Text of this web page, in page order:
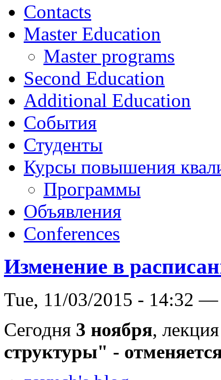
Contacts
Master Education
Master programs
Second Education
Additional Education
События
Студенты
Курсы повышения
Программы
Объявления
Conferences
Изменение в
Tue, 11/03/2015 - 14:32 —
Сегодня 3 ноября,
структуры" -